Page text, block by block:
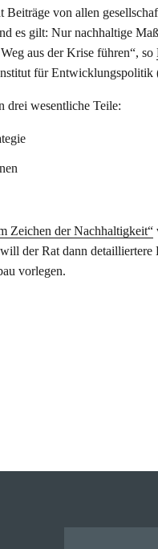
Beiträge von allen
es gilt: Nur nachhaltige
aus der Krise führen“, so
für Entwicklungspolitik
drei wesentliche Teile:
Zeichen der Nachhaltigkeit“
der Rat dann detailliertere
vorlegen.